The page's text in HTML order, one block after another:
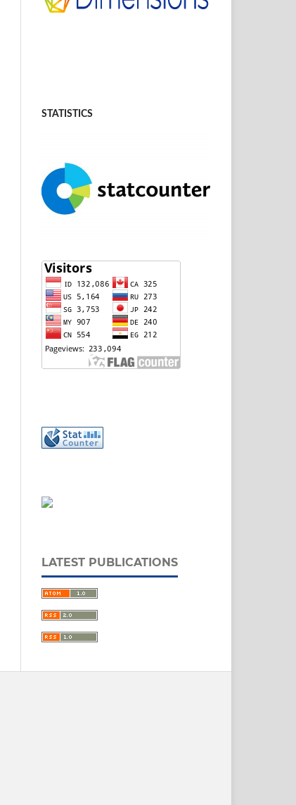
STATISTICS
LATEST PUBLICATIONS